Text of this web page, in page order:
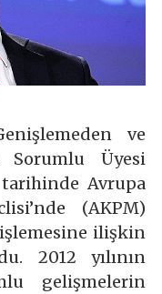
ve
Sorumlu Üyesi
Avrupa
(AKPM)
ilişkin
2012 yılının
gelişmelerin